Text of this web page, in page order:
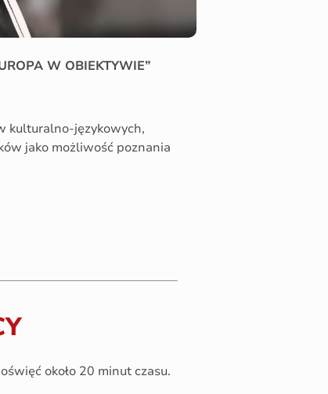
W OBIEKTYWIE”
kulturalno-językowych,
jako możliwość poznania
około 20 minut czasu.